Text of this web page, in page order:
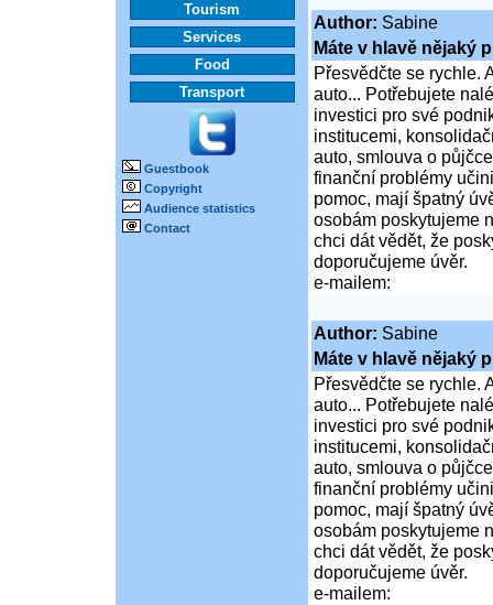
Tourism
Services
Food
Transport
Guestbook
Copyright
Audience statistics
Contact
Author: Sabine
Máte v hlavě nějaký
Přesvědčte se rychle.
auto... Potřebujete
investici pro své
institucemi,
auto, smlouva o
finanční problémy
pomoc, mají špatný
osobám poskytujeme
chci dát vědět, že
doporučujeme úvěr.
e-mailem:
Author: Sabine
Máte v hlavě nějaký
Přesvědčte se rychle.
auto... Potřebujete
investici pro své
institucemi,
auto, smlouva o
finanční problémy
pomoc, mají špatný
osobám poskytujeme
chci dát vědět, že
doporučujeme úvěr.
e-mailem: